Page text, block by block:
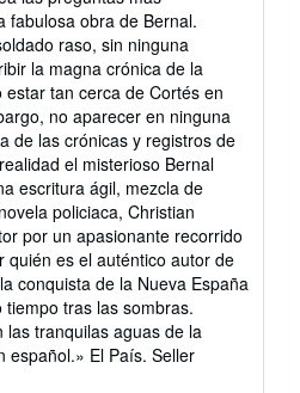
fabulosa obra de Bernal.
raso, sin ninguna
la magna crónica de la
tan cerca de Cortés en
no aparecer en ninguna
de las crónicas y registros de
el misterioso Bernal
escritura ágil, mezcla de
policiaca, Christian
por un apasionante recorrido
quién es el auténtico autor de
conquista de la Nueva España
tras las sombras.
las tranquilas aguas de la
español.» El País. Seller